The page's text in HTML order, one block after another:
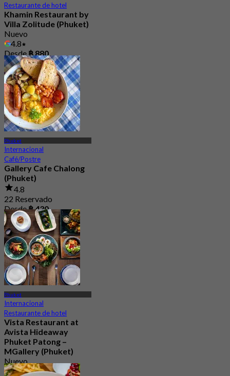
Restaurante de hotel
Khamin Restaurant by
Villa Zolitude (Phuket)
Nuevo
4.8
Desde ฿ 880
Phuket
Internacional
Café/Postre
Gallery Cafe Chalong
(Phuket)
4.8
22 Reservado
Desde฿ 430
Phuket
Internacional
Restaurante de hotel
Vista Restaurant at
Avista Hideaway
Phuket Patong –
MGallery (Phuket)
Nuevo
Desde฿ 750